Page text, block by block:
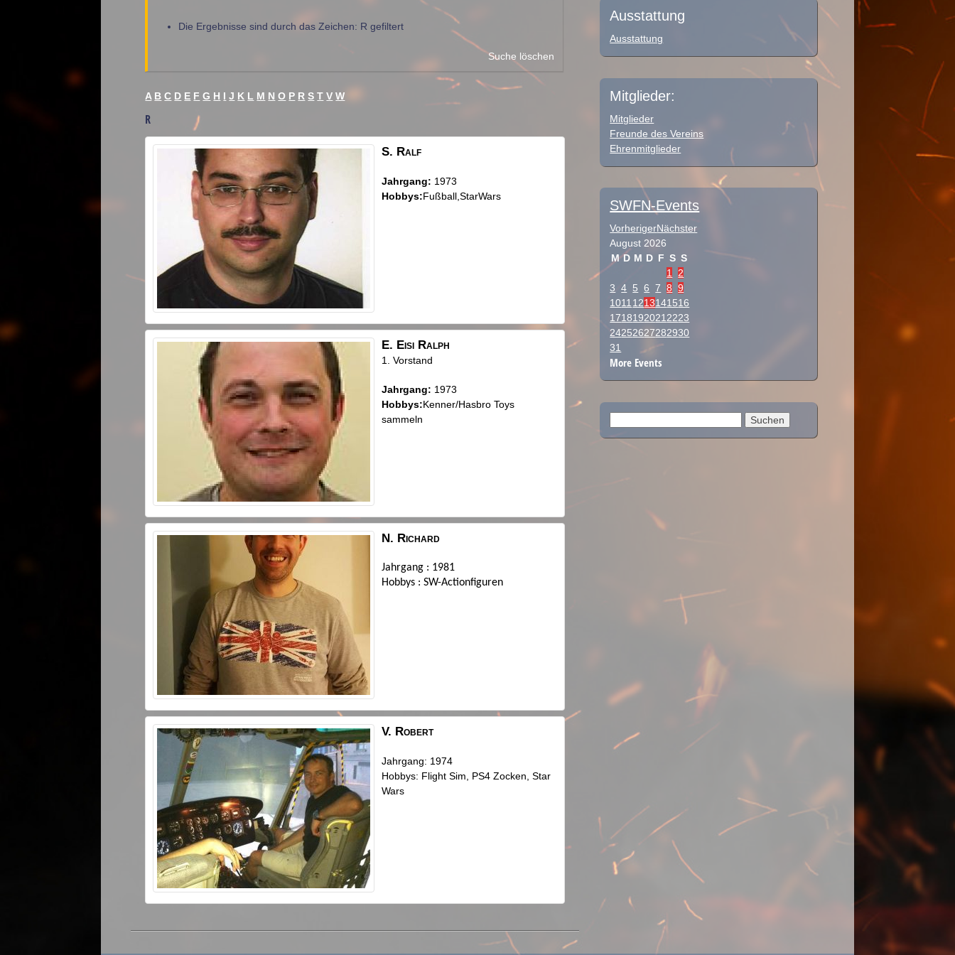
Die Ergebnisse sind durch das Zeichen: R gefiltert
Suche löschen
A B C D E F G H I J K L M N O P R S T V W
R
S. Ralf
Jahrgang: 1973
Hobbys:Fußball,StarWars
E. Eisi Ralph
1. Vorstand
Jahrgang: 1973
Hobbys:Kenner/Hasbro Toys
sammeln
N. Richard
Jahrgang : 1981
Hobbys : SW-Actionfiguren
V. Robert
Jahrgang: 1974
Hobbys: Flight Sim, PS4 Zocken, Star
Wars
Ausstattung
Ausstattung
Mitglieder:
Mitglieder
Freunde des Vereins
Ehrenmitglieder
SWFN-Events
VorherigerNächster
August 2026
M D M D F S S
1 2
3 4 5 6 7 8 9
10111213141516
17181920212223
24252627282930
31
More Events